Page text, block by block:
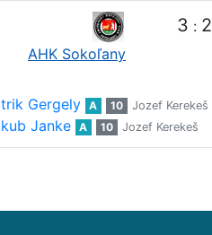
AHK Sokoľany
3 : 2
Gergely A 10
Jozef Kerekeš
Janke A 10 Jozef Kerekeš